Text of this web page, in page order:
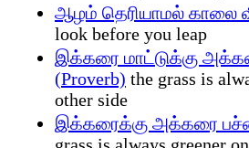
ஆழம் தெரியாமல் காலை
look before you leap
இக்கரை மாட்டுக்கு
(Proverb) the grass is
other side
இக்கரைக்கு அக்கரை
grass is always greener